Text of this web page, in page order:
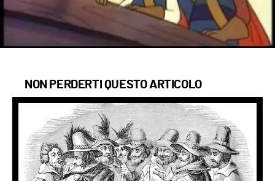
NON PERDERTI QUESTO ARTICOLO